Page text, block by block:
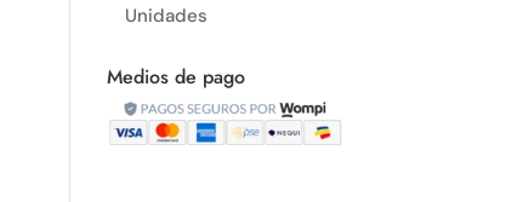
Unidades
Medios de pago